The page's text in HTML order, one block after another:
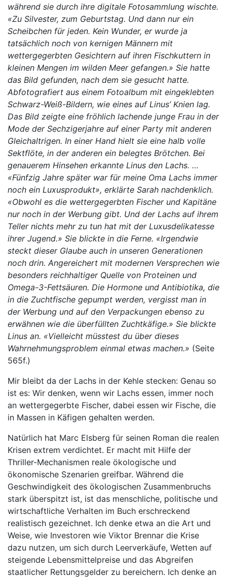
während sie durch ihre digitale Fotosammlung wischte.
«Zu Silvester, zum Geburtstag. Und dann nur ein
Scheibchen für jeden. Kein Wunder, er wurde ja
tatsächlich noch von kernigen Männern mit
wettergegerbten Gesichtern auf ihren Fischkuttern in
kleinen Mengen im wilden Meer gefangen.» Sie hatte
das Bild gefunden, nach dem sie gesucht hatte.
Abfotografiert aus einem Fotoalbum mit eingeklebten
Schwarz-Weiß-Bildern, wie eines auf Linus’ Knien lag.
Das Bild zeigte eine fröhlich lachende junge Frau in der
Mode der Sechzigerjahre auf einer Party mit anderen
Gleichaltrigen. In einer Hand hielt sie eine halb volle
Sektflöte, in der anderen ein belegtes Brötchen. Bei
genauerem Hinsehen erkannte Linus den Lachs. …
«Fünfzig Jahre später war für meine Oma Lachs immer
noch ein Luxusprodukt», erklärte Sarah nachdenklich.
«Obwohl es die wettergegerbten Fischer und Kapitäne
nur noch in der Werbung gibt. Und der Lachs auf ihrem
Teller nichts mehr zu tun hat mit der Luxusdelikatesse
ihrer Jugend.» Sie blickte in die Ferne. «Irgendwie
steckt dieser Glaube auch in unseren Generationen
noch drin. Angereichert mit modernen Versprechen wie
besonders reichhaltiger Quelle von Proteinen und
Omega-3-Fettsäuren. Die Hormone und Antibiotika, die
in die Zuchtfische gepumpt werden, vergisst man in
der Werbung und auf den Verpackungen ebenso zu
erwähnen wie die überfüllten Zuchtkäfige.» Sie blickte
Linus an. «Vielleicht müsstest du über dieses
Wahrnehmungsproblem einmal etwas machen.» (Seite
565f.)
Mir bleibt da der Lachs in der Kehle stecken: Genau so
ist es: Wir denken, wenn wir Lachs essen, immer noch
an wettergegerbte Fischer, dabei essen wir Fische, die
in Massen in Käfigen gehalten werden.
Natürlich hat Marc Elsberg für seinen Roman die realen
Krisen extrem verdichtet. Er macht mit Hilfe der
Thriller-Mechanismen reale ökologische und
ökonomische Szenarien greifbar. Während die
Geschwindigkeit des ökologischen Zusammenbruchs
stark überspitzt ist, ist das menschliche, politische und
wirtschaftliche Verhalten im Buch erschreckend
realistisch gezeichnet. Ich denke etwa an die Art und
Weise, wie Investoren wie Viktor Brennar die Krise
dazu nutzen, um sich durch Leerverkäufe, Wetten auf
steigende Lebensmittelpreise und das Abgreifen
staatlicher Rettungsgelder zu bereichern. Ich denke an